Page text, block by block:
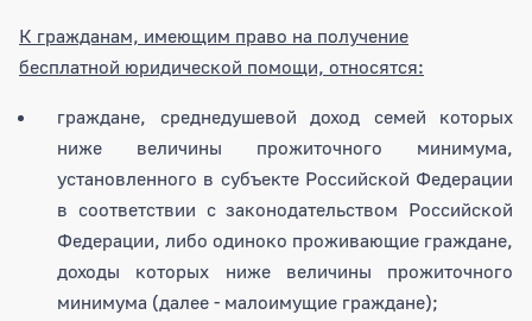
К гражданам, имеющим право на получение
бесплатной юридической помощи, относятся:
граждане, среднедушевой доход семей которых
ниже величины прожиточного минимума,
установленного в субъекте Российской Федерации
в соответствии с законодательством Российской
Федерации, либо одиноко проживающие граждане,
доходы которых ниже величины прожиточного
минимума (далее - малоимущие граждане);